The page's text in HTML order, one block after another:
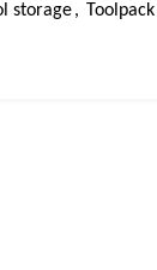
storage, Toolpack